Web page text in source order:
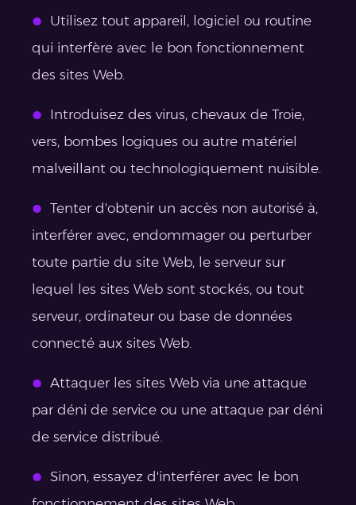
Utilisez tout appareil, logiciel ou routine
qui interfère avec le bon fonctionnement
des sites Web.
Introduisez des virus, chevaux de Troie,
vers, bombes logiques ou autre matériel
malveillant ou technologiquement nuisible.
Tenter d'obtenir un accès non autorisé à,
interférer avec, endommager ou perturber
toute partie du site Web, le serveur sur
lequel les sites Web sont stockés, ou tout
serveur, ordinateur ou base de données
connecté aux sites Web.
Attaquer les sites Web via une attaque
par déni de service ou une attaque par déni
de service distribué.
Sinon, essayez d'interférer avec le bon